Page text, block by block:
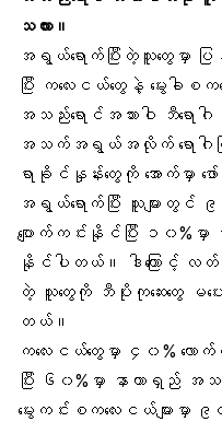
သလား။
အရွယ်ရောက်ပြီးတဲ့သူတွေမှာ
ပြီး ကလေးငယ်တွေနဲ့ မွေးခါစ
အသည်းရောင်အသားဝါ ဘီရော
အသက်အရွယ်အလိုက် ရောဂါ
ရာခိုင်နှုန်းတွေကို အောက်မှာ ဖေ
အရွယ်ရောက်ပြီး သူများတွင်
ပျောက်ကင်းနိုင်ပြီး ၁၀%မှာ
နိုင်ပါတယ်။ ဒါကြောင့် လတ်
တဲ့ သူတွေကို ဘီပိုးကုဆေးတွေ မပ
တယ်။
ကလေးငယ်တွေမှာ ၄၀% လေ
ပြီး ၆၀%မှာ နာတာရှည် အ
မွေးကင်းစကလေးငယ်များ